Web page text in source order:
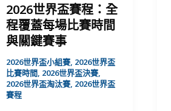
2026世界盃賽程：全
程覆蓋每場比賽時間
與關鍵賽事
2026世界盃小組賽, 2026世界盃
比賽時間, 2026世界盃決賽,
2026世界盃淘汰賽, 2026世界盃
賽程